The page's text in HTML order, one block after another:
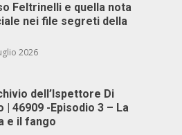
Feltrinelli e quella nota
nei file segreti della
2026
dell’Ispettore Di
| 46909 -Episodio 3 – La
e il fango